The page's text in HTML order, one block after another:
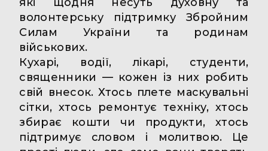
волонтерську підтримку Збройним
Силам України та родинам
військових.
Кухарі, водії, лікарі, студенти,
священники — кожен із них робить
свій внесок. Хтось плете маскувальні
сітки, хтось ремонтує техніку, хтось
збирає кошти чи продукти, хтось
підтримує словом і молитвою. Це